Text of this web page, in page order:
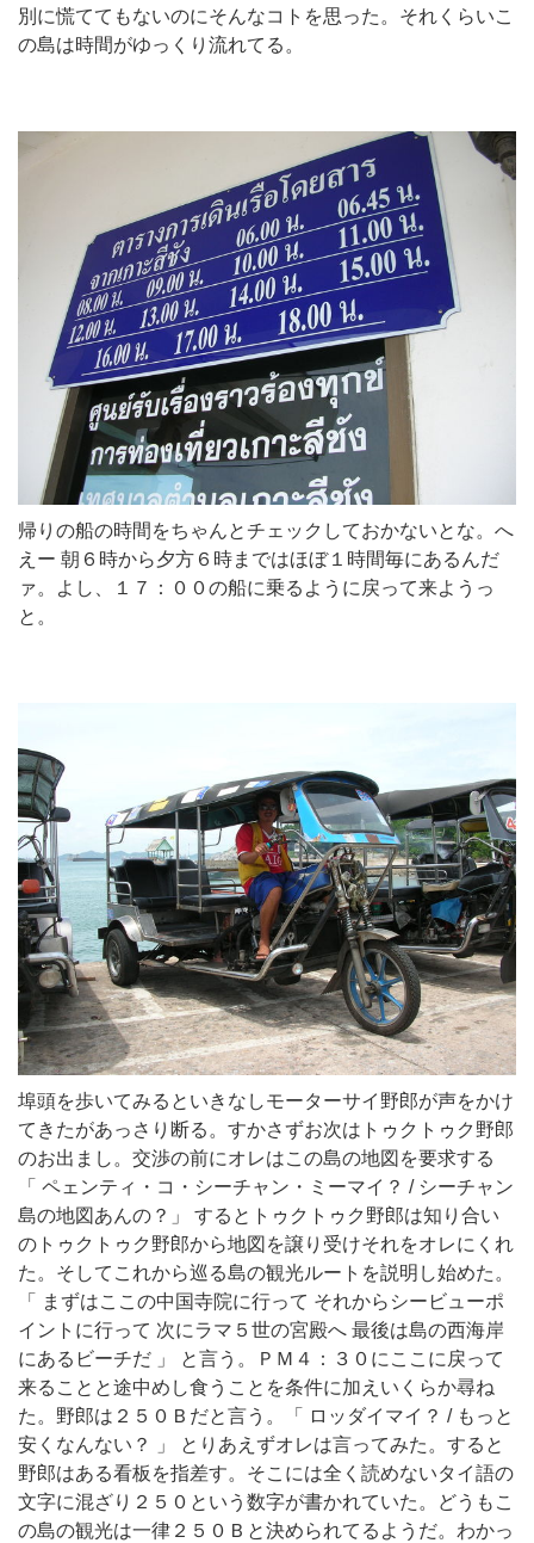
別に慌ててもないのにそんなコトを思った。それくらいこ
の島は時間がゆっくり流れてる。
帰りの船の時間をちゃんとチェックしておかないとな。へ
えー 朝６時から夕方６時まではほぼ１時間毎にあるんだ
ァ。よし、１７：００の船に乗るように戻って来ようっ
と。
埠頭を歩いてみるといきなしモーターサイ野郎が声をかけ
てきたがあっさり断る。すかさずお次はトゥクトゥク野郎
のお出まし。交渉の前にオレはこの島の地図を要求する
「 ペェンティ・コ・シーチャン・ミーマイ？ / シーチャン
島の地図あんの？」 するとトゥクトゥク野郎は知り合い
のトゥクトゥク野郎から地図を譲り受けそれをオレにくれ
た。そしてこれから巡る島の観光ルートを説明し始めた。
「 まずはここの中国寺院に行って それからシービューポ
イントに行って 次にラマ５世の宮殿へ 最後は島の西海岸
にあるビーチだ 」 と言う。ＰＭ４：３０にここに戻って
来ることと途中めし食うことを条件に加えいくらか尋ね
た。野郎は２５０Ｂだと言う。「 ロッダイマイ？ / もっと
安くなんない？ 」 とりあえずオレは言ってみた。すると
野郎はある看板を指差す。そこには全く読めないタイ語の
文字に混ざり２５０という数字が書かれていた。どうもこ
の島の観光は一律２５０Ｂと決められてるようだ。わかっ